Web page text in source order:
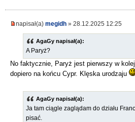
napisał(a) megidh » 28.12.2025 12:25
AgaGy napisał(a):
A Paryż?
No faktycznie, Paryż jest pierwszy w
dopiero na końcu Cypr. Klęska urodzaju
AgaGy napisał(a):
Ja tam ciągle zaglądam do działu
pisać.